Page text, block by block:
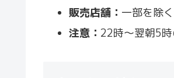
販売店舗： 一部を除
注意： 22時〜翌朝5